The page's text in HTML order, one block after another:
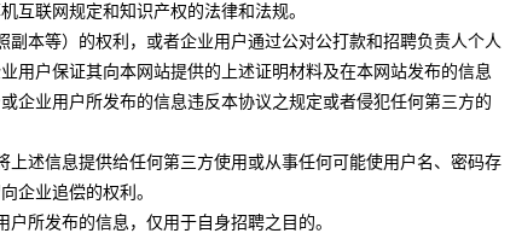
互联网规定和知识产权的法律和法规。
本等）的权利，或者企业用户通过公对公打款和招聘负责人个人
用户保证其向本网站提供的上述证明材料及在本网站发布的信息
企业用户所发布的信息违反本协议之规定或者侵犯任何第三方的
述信息提供给任何第三方使用或从事任何可能使用户名、密码存
企业追偿的权利。
所发布的信息，仅用于自身招聘之目的。